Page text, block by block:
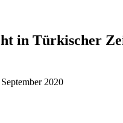
in Türkischer
2020